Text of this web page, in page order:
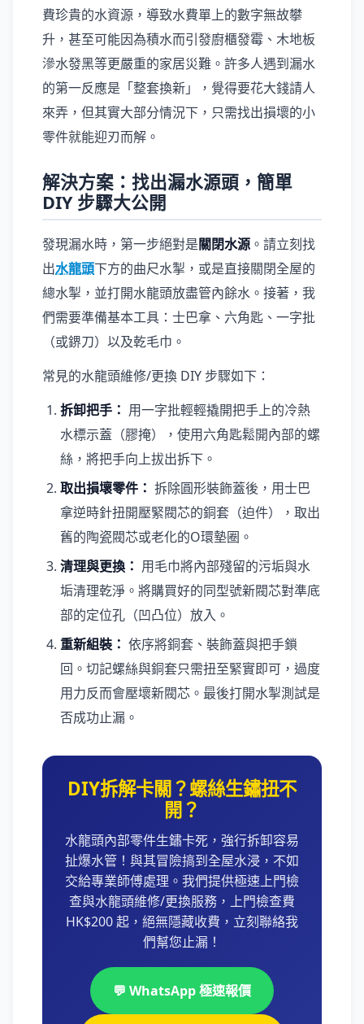
費珍貴的水資源，導致水費單上的數字無故攀
升，甚至可能因為積水而引發廚櫃發霉、木地板
滲水發黑等更嚴重的家居災難。許多人遇到漏水
的第一反應是「整套換新」，覺得要花大錢請人
來弄，但其實大部分情況下，只需找出損壞的小
零件就能迎刃而解。
解決方案：找出漏水源頭，簡單
DIY 步驟大公開
發現漏水時，第一步絕對是關閉水源 。請立刻找
出水龍頭下方的曲尺水掣，或是直接關閉全屋的
總水掣，並打開水龍頭放盡管內餘水。接著，我
們需要準備基本工具：士巴拿、六角匙、一字批
（或鎅刀）以及乾毛巾。
常見的水龍頭維修/更換 DIY 步驟如下：
拆卸把手： 用一字批輕輕撬開把手上的冷熱
水標示蓋（膠掩），使用六角匙鬆開內部的螺
絲，將把手向上拔出拆下。
取出損壞零件： 拆除圓形裝飾蓋後，用士巴
拿逆時針扭開壓緊閥芯的銅套（迫件），取出
舊的陶瓷閥芯或老化的O環墊圈。
清理與更換： 用毛巾將內部殘留的污垢與水
垢清理乾淨。將購買好的同型號新閥芯對準底
部的定位孔（凹凸位）放入。
重新組裝： 依序將銅套、裝飾蓋與把手鎖
回。切記螺絲與銅套只需扭至緊實即可，過度
用力反而會壓壞新閥芯。最後打開水掣測試是
否成功止漏。
DIY拆解卡關？螺絲生鏽扭不
開？
水龍頭內部零件生鏽卡死，強行拆卸容易
扯爆水管！與其冒險搞到全屋水浸，不如
交給專業師傅處理。我們提供極速上門檢
查與水龍頭維修/更換服務，上門檢查費
HK$200 起，絕無隱藏收費，立刻聯絡我
們幫您止漏！
💬 WhatsApp 極速報價